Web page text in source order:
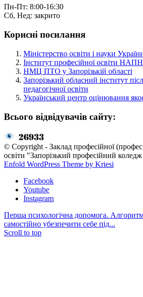
Пн-Пт: 8:00-16:30
Сб, Нед: закрито
Корисні посилання
Міністерство освіти і науки
Інститут професійної освіти
НМЦ ПТО у Запорізькій області
Запорізький обласний інститут
педагогічної освіти
Український центр оцінювання
Всього відвідувачів сайту:
© Copyright - Заклад професійної
освіти "Запорізький професійний
Enfold WordPress Theme by Kriesi
Facebook
Youtube
Instagram
Перша психологічна допомога. Алгоритм
самостійно убезпечити себе під...
Scroll to top